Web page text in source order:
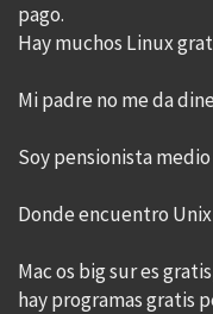
pago.
Hay muchos Linux
Mi padre no me da
Soy pensionista
Donde encuentro
Mac os big sur es
hay programas gratis